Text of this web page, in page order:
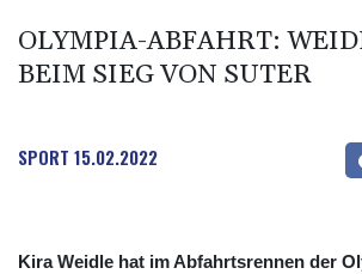
OLYMPIA-ABFAHRT:
BEIM SIEG VON SUTER
SPORT 15.02.2022
Kira Weidle hat im Abfahrtsrennen der